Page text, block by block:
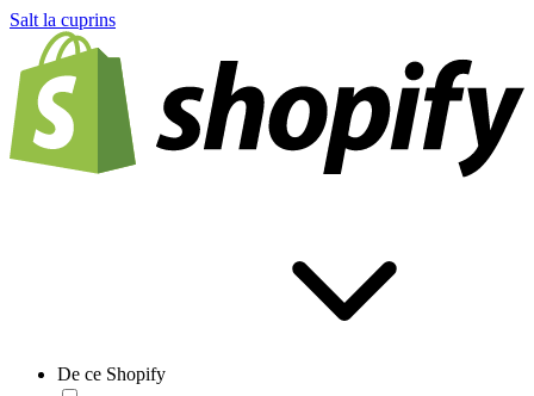
Salt la cuprins
De ce Shopify